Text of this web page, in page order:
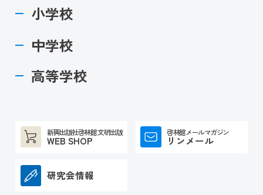
小学校
中学校
高等学校
新興出版社啓林館 文研出版
WEB SHOP
啓林館メールマガジン
リンメール
研究会情報